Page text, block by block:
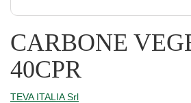
CARBONE
40CPR
TEVA ITALIA Srl